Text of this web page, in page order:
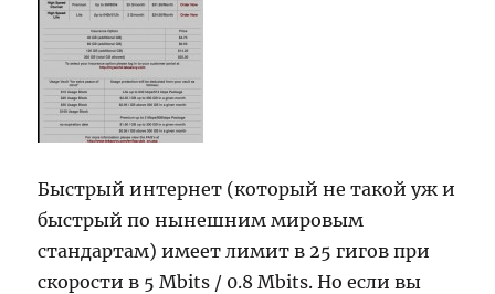
Быстрый интернет (который не такой уж и
быстрый по нынешним мировым
стандартам) имеет лимит в 25 гигов при
скорости в 5 Mbits / 0.8 Mbits. Но если вы